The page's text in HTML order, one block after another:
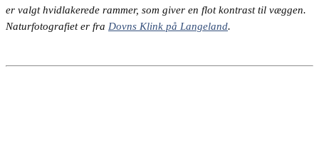
er valgt hvidlakerede rammer, som giver en flot kontrast til væggen.
Naturfotografiet er fra Dovns Klink på Langeland.